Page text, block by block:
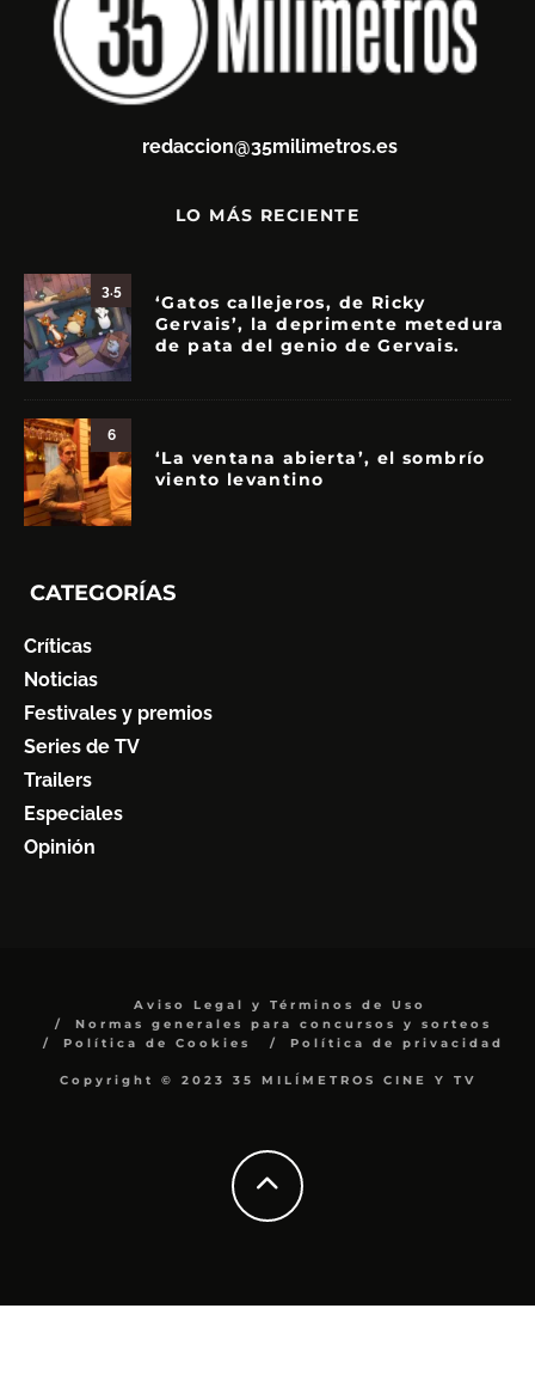
redaccion@35milimetros.es
LO MÁS RECIENTE
3.5
‘Gatos callejeros, de Ricky
Gervais’, la deprimente metedura
de pata del genio de Gervais.
6
‘La ventana abierta’, el sombrío
viento levantino
CATEGORÍAS
Críticas
Noticias
Festivales y premios
Series de TV
Trailers
Especiales
Opinión
Aviso Legal y Términos de Uso
Normas generales para concursos y sorteos
Política de Cookies
Política de privacidad
Copyright © 2023 35 MILÍMETROS CINE Y TV